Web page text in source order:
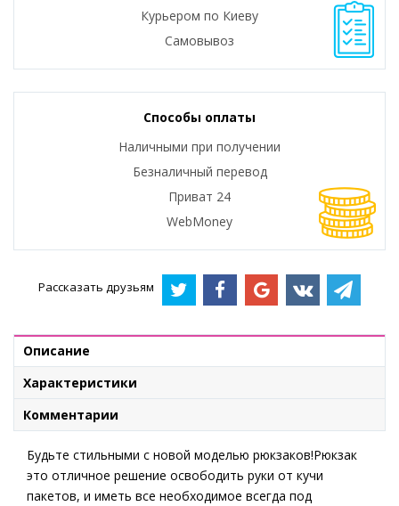
Курьером по Киеву
Самовывоз
Способы оплаты
Наличными при получении
Безналичный перевод
Приват 24
WebMoney
Рассказать друзьям
Описание
Характеристики
Комментарии
Будьте стильными с новой моделью рюкзаков!Рюкзак
это отличное решение освободить руки от кучи
пакетов, и иметь все необходимое всегда под